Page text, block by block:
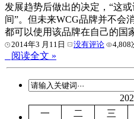
发展趋势后做出的决定，“这
间”。但未来WCG品牌并不会
都可以使用该品牌在自己的国
2014年3 月11日 没有评论 4,808
阅读全文 »
一
二 三